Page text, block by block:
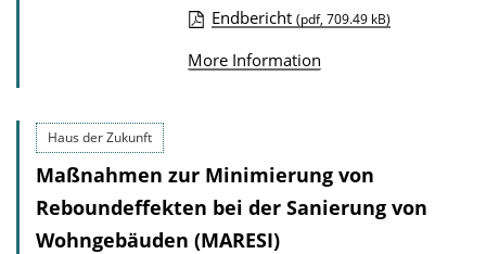
o
n
a
d
s
u
i
Endbericht (pdf, 709.49 kB)
More Information
Haus der Zukunft
Maßnahmen zur Minimierung von
Reboundeffekten bei der Sanierung von
Wohngebäuden (MARESI)